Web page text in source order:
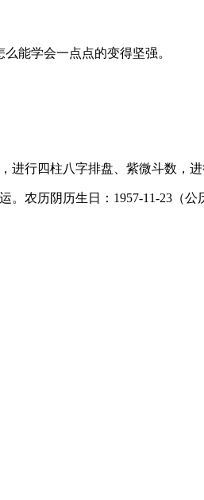
能学会一点点的变得坚强。
进行四柱八字排盘、紫微斗数，
农历阴历生日：1957-11-23（公